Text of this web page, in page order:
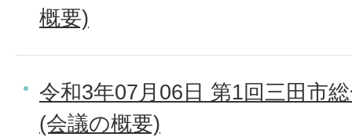
概要)
令和3年07月06日 第1回三田市
(会議の概要)